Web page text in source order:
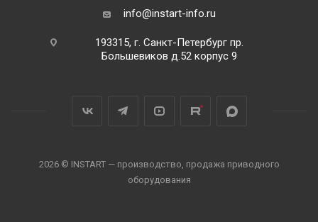
info@instart-info.ru
193315, г. Санкт-Петербург пр.
Большевиков д.52 корпус 9
2026 © INSTART — производство, продажа приводного
оборудования